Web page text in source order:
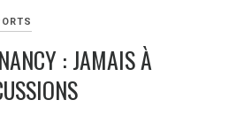
: JAMAIS À